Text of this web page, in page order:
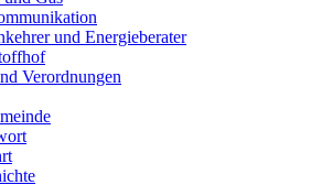
und Energieberater
Verordnungen